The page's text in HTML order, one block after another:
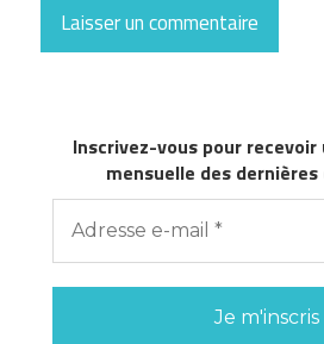
Inscrivez-vous pour
mensuelle des